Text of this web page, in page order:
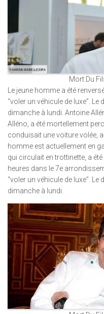
Mort Du
Le jeune homme a été
“voler un véhicule de luxe”.
dimanche à lundi. Antoine
Alléno, a été mortellement
conduisait une voiture volée,
homme est actuellement en
qui circulait en trottinette, a
heures dans le 7e
“voler un véhicule de luxe”.
dimanche à lundi.